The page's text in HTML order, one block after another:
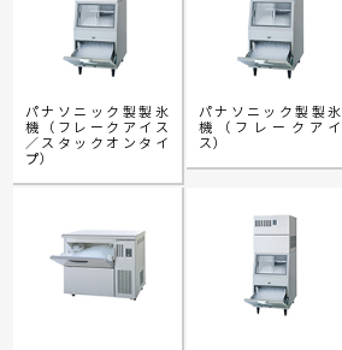
パナソニック製製氷
機（フレークアイス
／スタックオンタイ
プ）
パナソニック製製氷
機（フレークアイ
ス）